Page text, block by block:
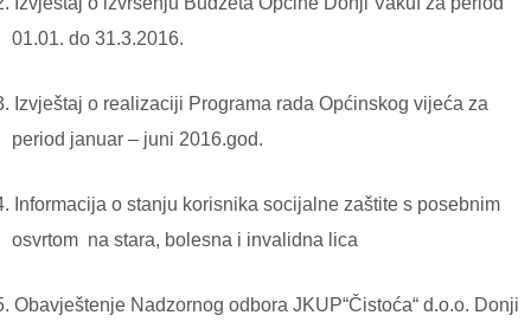
01.01. do 31.3.2016.
Izvještaj o realizaciji Programa rada Općinskog vijeća za
period januar – juni 2016.god.
Informacija o stanju korisnika socijalne zaštite s posebnim
osvrtom na stara, bolesna i invalidna lica
Obavještenje Nadzornog odbora JKUP“Čistoća“ d.o.o. Donji